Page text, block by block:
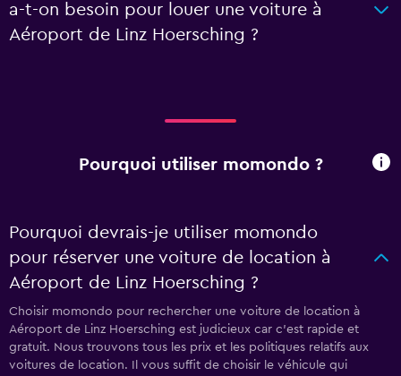
a-t-on besoin pour louer une voiture à
Aéroport de Linz Hoersching ?
Pourquoi utiliser momondo ?
Pourquoi devrais-je utiliser momondo
pour réserver une voiture de location à
Aéroport de Linz Hoersching ?
Choisir momondo pour rechercher une voiture de location à
Aéroport de Linz Hoersching est judicieux car c'est rapide et
gratuit. Nous trouvons tous les prix et les politiques relatifs aux
voitures de location. Il vous suffit de choisir le véhicule qui